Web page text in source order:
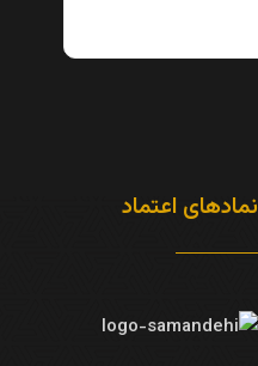
نمادهای اعتماد